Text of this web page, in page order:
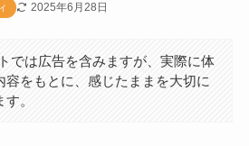
2025年6月28日
では広告を含みますが、実際に体
容をもとに、感じたままを大切に
。